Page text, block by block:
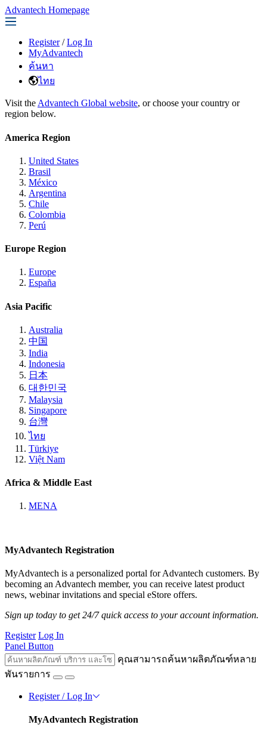
Advantech Homepage
Register / Log In
MyAdvantech
ค้นหา
ไทย
Visit the Advantech Global website, or choose your country or
region below.
America Region
United States
Brasil
México
Argentina
Chile
Colombia
Perú
Europe Region
Europe
España
Asia Pacific
Australia
中国
India
Indonesia
日本
대한민국
Malaysia
Singapore
台灣
ไทย
Türkiye
Việt Nam
Africa & Middle East
MENA
MyAdvantech Registration
MyAdvantech is a personalized portal for Advantech customers. By
becoming an Advantech member, you can receive latest product
news, webinar invitations and special eStore offers.
Sign up today to get 24/7 quick access to your account information.
Register Log In
Panel Button
คุณสามารถค้นหาผลิตภัณฑ์หลาย
พันรายการ
Register / Log In
MyAdvantech Registration